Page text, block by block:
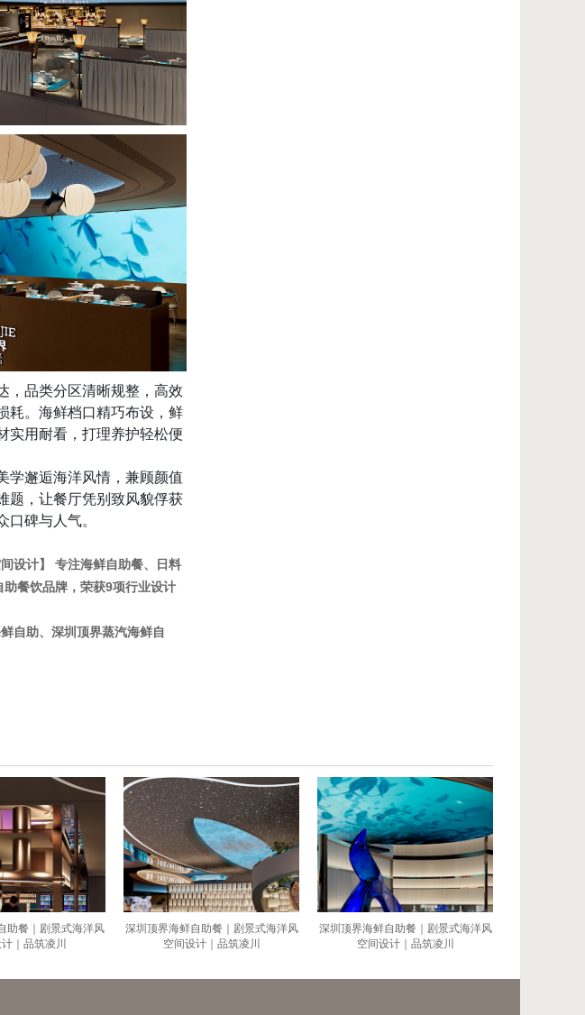
，品类分区清晰规整，高效
耗。海鲜档口精巧布设，鲜
实用耐看，打理养护轻松便
学邂逅海洋风情，兼顾颜值
题，让餐厅凭别致风貌俘获
口碑与人气。
设计】 专注海鲜自助餐、日料
餐饮品牌，荣获9项行业设计
自助、深圳顶界蒸汽海鲜自
助餐｜剧景式海洋风
｜品筑凌川
深圳顶界海鲜自助餐｜剧景式海洋风
空间设计｜品筑凌川
深圳顶界海鲜自助餐｜剧景式海洋风
空间设计｜品筑凌川